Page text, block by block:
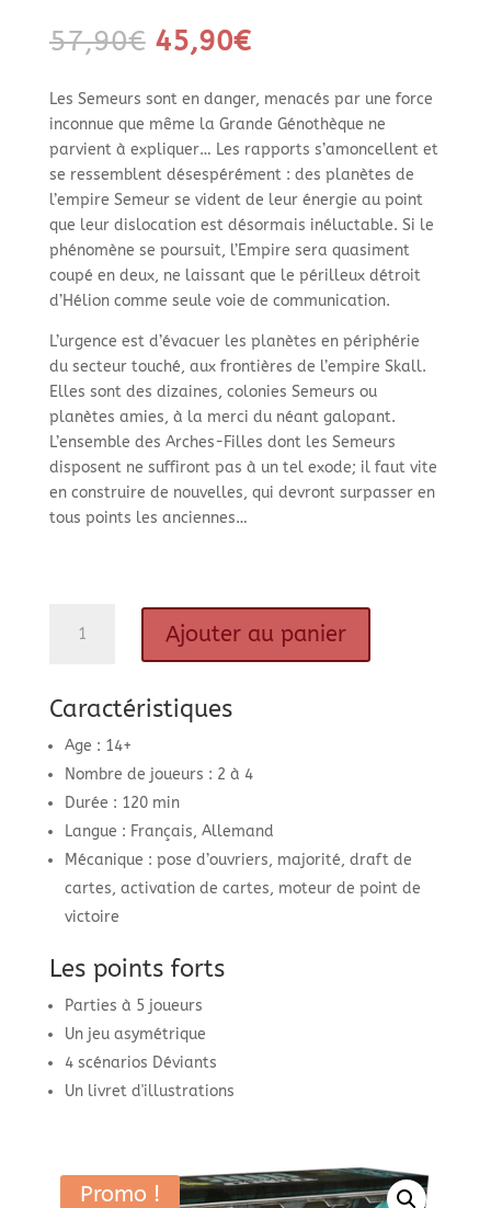
57,90€ Le
prix
initial
était :
57,90€.
45,90€Le
actuel
est :
45,90€.
Les Semeurs sont en danger, menacés par une force
inconnue que même la Grande Génothèque ne
parvient à expliquer… Les rapports s’amoncellent et
se ressemblent désespérément : des planètes de
l’empire Semeur se vident de leur énergie au point
que leur dislocation est désormais inéluctable. Si le
phénomène se poursuit, l’Empire sera quasiment
coupé en deux, ne laissant que le périlleux détroit
d’Hélion comme seule voie de communication.
L’urgence est d’évacuer les planètes en périphérie
du secteur touché, aux frontières de l’empire Skall.
Elles sont des dizaines, colonies Semeurs ou
planètes amies, à la merci du néant galopant.
L’ensemble des Arches-Filles dont les Semeurs
disposent ne suffiront pas à un tel exode; il faut vite
en construire de nouvelles, qui devront surpasser en
tous points les anciennes…
Ajouter au panier
Caractéristiques
Age : 14+
Nombre de joueurs : 2 à 4
Durée : 120 min
Langue : Français, Allemand
Mécanique : pose d’ouvriers, majorité, draft de
cartes, activation de cartes, moteur de point de
victoire
Les points forts
Parties à 5 joueurs
Un jeu asymétrique
4 scénarios Déviants
Un livret d'illustrations
Promo !